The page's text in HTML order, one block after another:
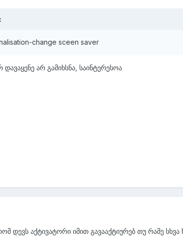
change sceen saver
არ გამიხსნა, საინტერესოა
დევს აქტივატორი იმით გავააქტიურებ თუ რამე სხვა